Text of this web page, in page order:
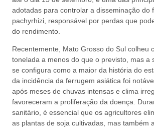
adotadas para controlar a disseminação do
pachyrhizi, responsável por perdas que
do rendimento.
Recentemente, Mato Grosso do Sul colheu
tonelada a menos do que o previsto, mas a
se configura como a maior da história do
da incidência da ferrugem asiática foi
após meses de chuvas intensas e clima
favoreceram a proliferação da doença.
sanitário, é essencial que os agricultores
as plantas de soja cultivadas, mas também